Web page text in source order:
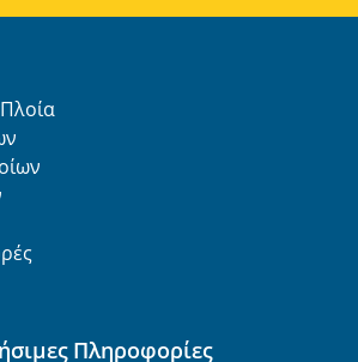
Πληροφορίες